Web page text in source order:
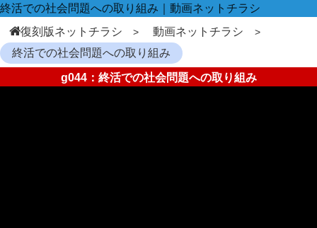
終活での社会問題への取り組み｜動画ネットチラシ
復刻版ネットチラシ
動画ネットチラシ
終活での社会問題への取り組み
g044：終活での社会問題への取り組み